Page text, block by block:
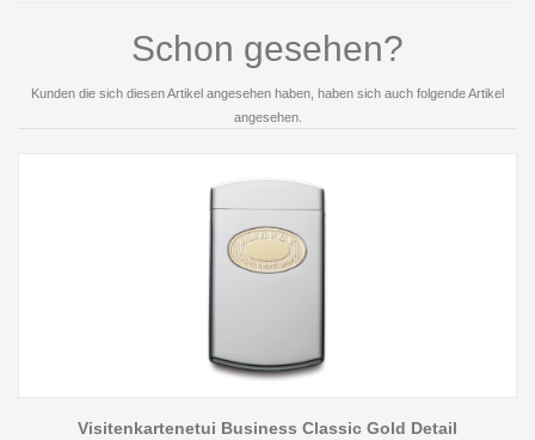
Schon gesehen?
Kunden die sich diesen Artikel angesehen haben, haben sich auch folgende Artikel
angesehen.
Visitenkartenetui Business Classic Gold Detail